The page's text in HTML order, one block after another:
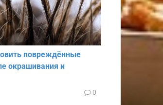
повреждённые
окрашивания и
0